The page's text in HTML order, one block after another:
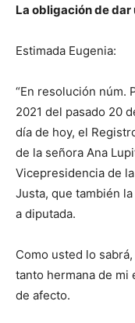
La obligación de
Estimada Eugenia:
“En resolución núm.
2021 del pasado 20
día de hoy, el
de la señora Ana
Vicepresidencia de
Justa, que también
a diputada.
Como usted lo
tanto hermana de mi
de afecto.